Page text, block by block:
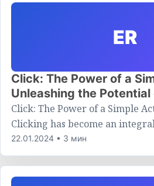
ER
Click: The Power of a
Unleashing the
Click: The Power of a Simple
Clicking has become an
22.01.2024 • 3 мин